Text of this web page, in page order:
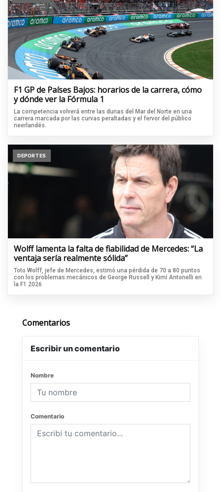
F1 GP de Países Bajos: horarios de la carrera, cómo
y dónde ver la Fórmula 1
La competencia volverá entre las dunas del Mar del Norte en una
carrera marcada por las curvas peraltadas y el fervor del público
neerlandés.
DEPORTES
Wolff lamenta la falta de fiabilidad de Mercedes: “La
ventaja sería realmente sólida”
Toto Wolff, jefe de Mercedes, estimó una pérdida de 70 a 80 puntos
con los problemas mecánicos de George Russell y Kimi Antonelli en
la F1 2026
Comentarios
Escribir un comentario
Nombre
Comentario